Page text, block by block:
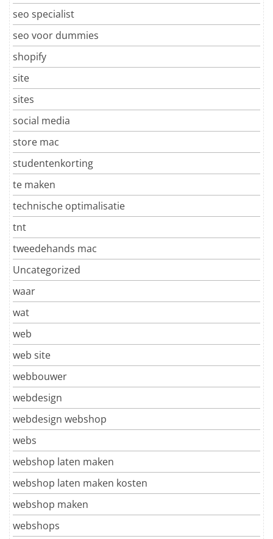
seo specialist
seo voor dummies
shopify
site
sites
social media
store mac
studentenkorting
te maken
technische optimalisatie
tnt
tweedehands mac
Uncategorized
waar
wat
web
web site
webbouwer
webdesign
webdesign webshop
webs
webshop laten maken
webshop laten maken kosten
webshop maken
webshops